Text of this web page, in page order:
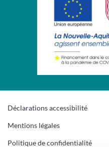
Déclarations accessibilité
Mentions légales
Politique de confidentialité